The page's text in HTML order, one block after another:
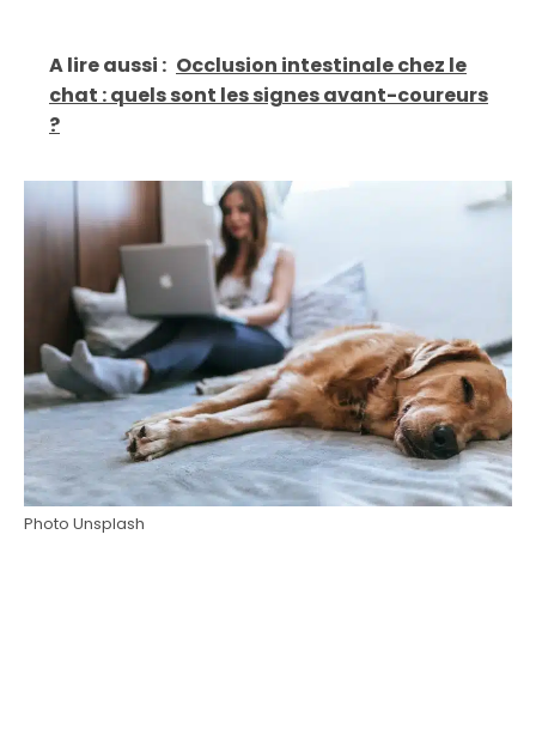
A lire aussi : Occlusion intestinale chez le
chat : quels sont les signes avant-coureurs
?
Photo Unsplash